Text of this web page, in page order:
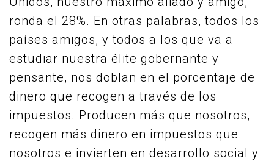
ronda el 28%. En otras palabras, todos los
países amigos, y todos a los que va a
estudiar nuestra élite gobernante y
pensante, nos doblan en el porcentaje de
dinero que recogen a través de los
impuestos. Producen más que nosotros,
recogen más dinero en impuestos que
nosotros e invierten en desarrollo social y